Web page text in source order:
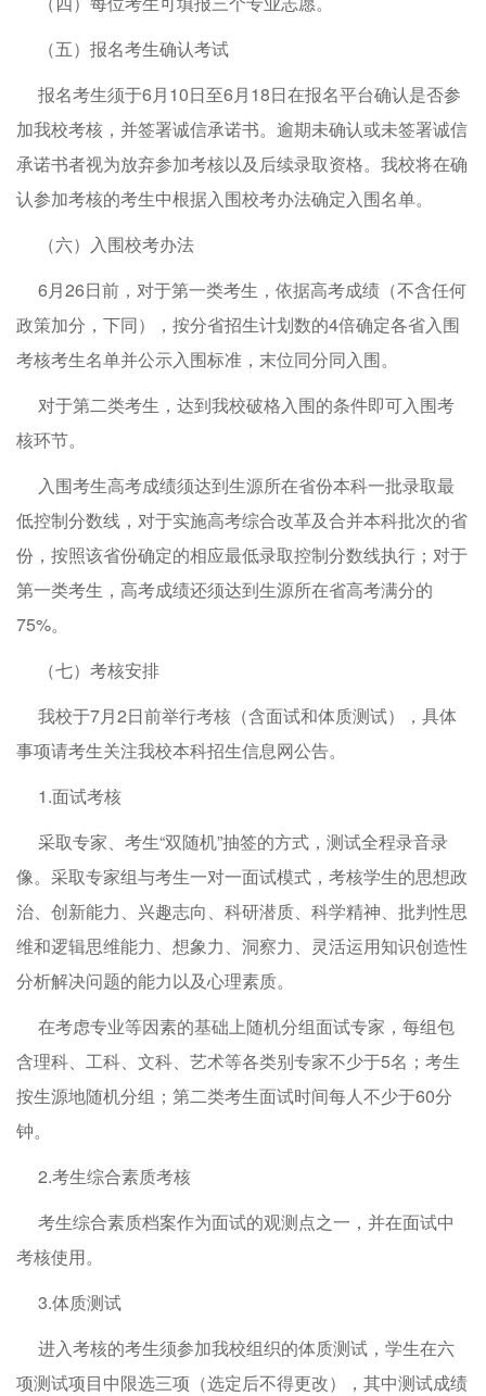
（五）报名考生确认考试
报名考生须于6月10日至6月18日在报名平台确认是否参
加我校考核，并签署诚信承诺书。逾期未确认或未签署诚信
承诺书者视为放弃参加考核以及后续录取资格。我校将在确
认参加考核的考生中根据入围校考办法确定入围名单。
（六）入围校考办法
6月26日前，对于第一类考生，依据高考成绩（不含任何
政策加分，下同），按分省招生计划数的4倍确定各省入围
考核考生名单并公示入围标准，末位同分同入围。
对于第二类考生，达到我校破格入围的条件即可入围考
核环节。
入围考生高考成绩须达到生源所在省份本科一批录取最
低控制分数线，对于实施高考综合改革及合并本科批次的省
份，按照该省份确定的相应最低录取控制分数线执行；对于
第一类考生，高考成绩还须达到生源所在省高考满分的
75%。
（七）考核安排
我校于7月2日前举行考核（含面试和体质测试），具体
事项请考生关注我校本科招生信息网公告。
1.面试考核
采取专家、考生“双随机”抽签的方式，测试全程录音录
像。采取专家组与考生一对一面试模式，考核学生的思想政
治、创新能力、兴趣志向、科研潜质、科学精神、批判性思
维和逻辑思维能力、想象力、洞察力、灵活运用知识创造性
分析解决问题的能力以及心理素质。
在考虑专业等因素的基础上随机分组面试专家，每组包
含理科、工科、文科、艺术等各类别专家不少于5名；考生
按生源地随机分组；第二类考生面试时间每人不少于60分
钟。
2.考生综合素质考核
考生综合素质档案作为面试的观测点之一，并在面试中
考核使用。
3.体质测试
进入考核的考生须参加我校组织的体质测试，学生在六
项测试项目中限选三项（选定后不得更改），其中测试成绩